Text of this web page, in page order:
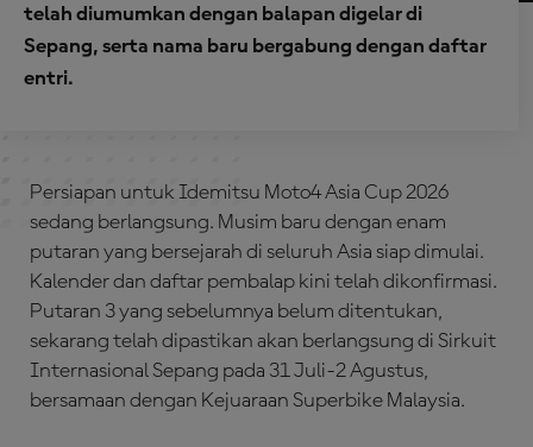
telah diumumkan dengan balapan digelar di
Sepang, serta nama baru bergabung dengan daftar
entri.
Persiapan untuk Idemitsu Moto4 Asia Cup 2026
sedang berlangsung. Musim baru dengan enam
putaran yang bersejarah di seluruh Asia siap dimulai.
Kalender dan daftar pembalap kini telah dikonfirmasi.
Putaran 3 yang sebelumnya belum ditentukan,
sekarang telah dipastikan akan berlangsung di Sirkuit
Internasional Sepang pada 31 Juli-2 Agustus,
bersamaan dengan Kejuaraan Superbike Malaysia.